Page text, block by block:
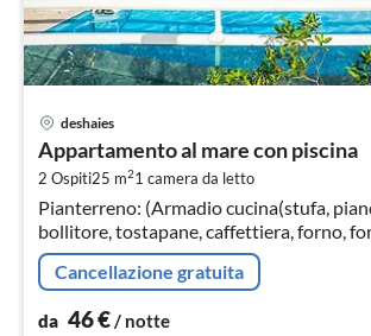
deshaies
Appartamento al mare con piscina
2 Ospiti25 m21 camera da letto
Pianterreno: (Armadio cucina(stufa,
bollitore, tostapane, caffettiera, forno,
microonde, frigorifero, , , Wine glasses)
Cancellazione gratuita
da 46€/ notte